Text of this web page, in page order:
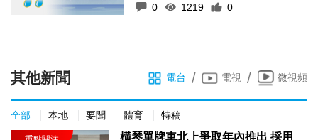
0
1219 0
其他新聞 電台 / 電視 / 微視頻
全部 本地 要聞 體育 特稿
橫琴單牌車北上爭取年內推出 採用